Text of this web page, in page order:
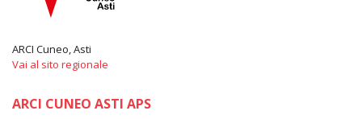
ARCI Cuneo, Asti
Vai al sito regionale
ARCI CUNEO ASTI APS